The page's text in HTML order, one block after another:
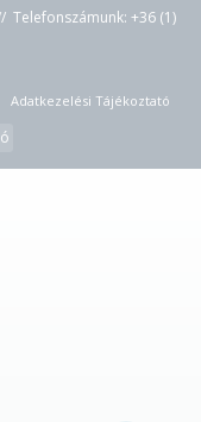
Telefonszámunk: +36 (1)
Adatkezelési Tájékoztató